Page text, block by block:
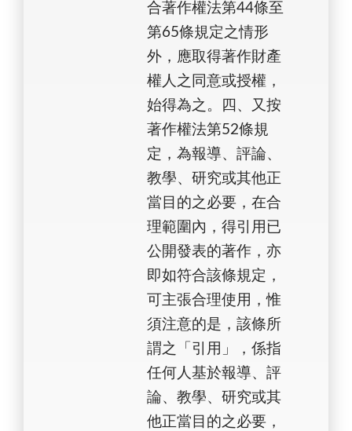
合著作權法第44條至
第65條規定之情形
外，應取得著作財產
權人之同意或授權，
始得為之。四、又按
著作權法第52條規
定，為報導、評論、
教學、研究或其他正
當目的之必要，在合
理範圍內，得引用已
公開發表的著作，亦
即如符合該條規定，
可主張合理使用，惟
須注意的是，該條所
謂之「引用」，係指
任何人基於報導、評
論、教學、研究或其
他正當目的之必要，